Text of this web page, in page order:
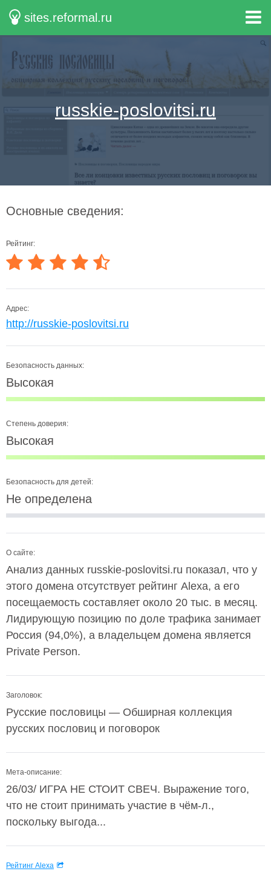
sites.reformal.ru
russkie-poslovitsi.ru
Основные сведения:
Рейтинг:
Адрес:
http://russkie-poslovitsi.ru
Безопасность данных:
Высокая
Степень доверия:
Высокая
Безопасность для детей:
Не определена
О сайте:
Анализ данных russkie-poslovitsi.ru показал, что у
этого домена отсутствует рейтинг Alexa, а его
посещаемость составляет около 20 тыс. в месяц.
Лидирующую позицию по доле трафика занимает
Россия (94,0%), а владельцем домена является
Private Person.
Заголовок:
Русские пословицы — Обширная коллекция
русских пословиц и поговорок
Мета-описание:
26/03/ ИГРА НЕ СТОИТ СВЕЧ. Выражение того,
что не стоит принимать участие в чём-л.,
поскольку выгода...
Рейтинг Alexa